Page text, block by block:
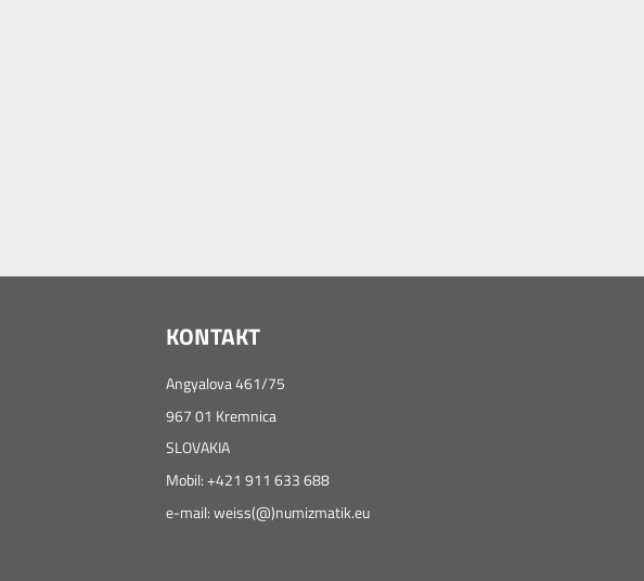
KONTAKT
Angyalova 461/75
967 01 Kremnica
SLOVAKIA
Mobil: +421 911 633 688
e-mail: weiss(@)numizmatik.eu